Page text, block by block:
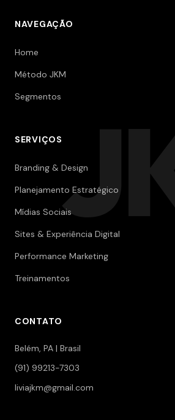
NAVEGAÇÃO
Home
Método JKM
Segmentos
SERVIÇOS
Branding & Design
Planejamento Estratégico
Mídias Sociais
Sites & Experiência Digital
Performance Marketing
Treinamentos
CONTATO
Belém, PA | Brasil
(91) 99213-7303
liviajkm@gmail.com